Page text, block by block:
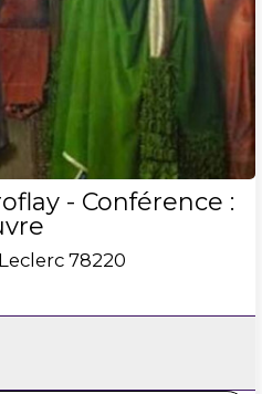
- Conférence :
78220